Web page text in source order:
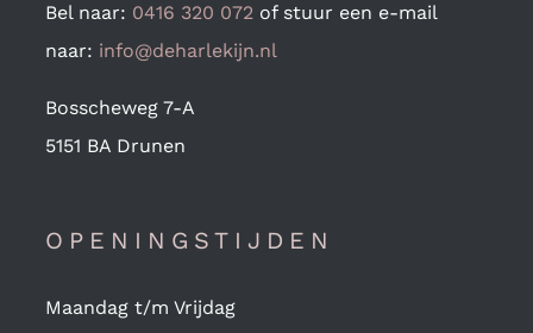
Bel naar: 0416 320 072of stuur een e-mail
naar: info@deharlekijn.nl
Bosscheweg 7-A
5151 BA Drunen
OPENINGSTIJDEN
Maandag t/m Vrijdag